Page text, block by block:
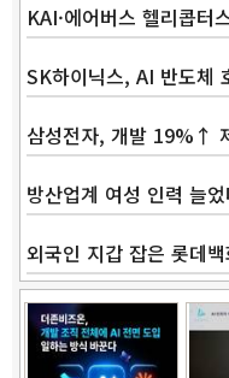
KAI·에어버스 헬리콥
SK하이닉스, AI 반도체
삼성전자, 개발
방산업계 여성 인력 늘
외국인 지갑 잡은 롯데